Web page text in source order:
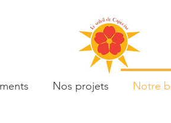
Nos projets Notre